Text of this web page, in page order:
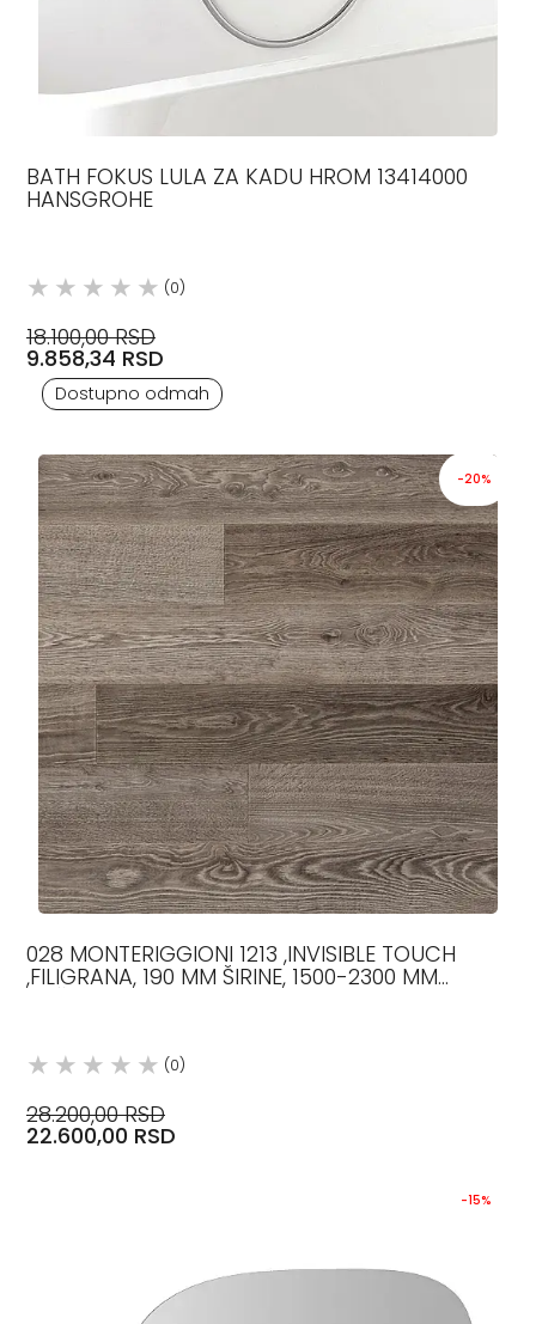
BATH FOKUS LULA ZA KADU HROM 13414000
HANSGROHE
(0)
18.100,00 RSD
9.858,34 RSD
Dostupno odmah
-20%
028 MONTERIGGIONI 1213 ,INVISIBLE TOUCH
,FILIGRANA, 190 MM ŠIRINE, 1500-2300 MM
(0)
28.200,00 RSD
22.600,00 RSD
-15%